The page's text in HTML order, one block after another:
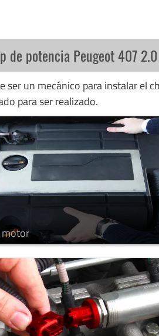
de potencia Peugeot 407
ser un mecánico para instalar el
para ser realizado.
motor